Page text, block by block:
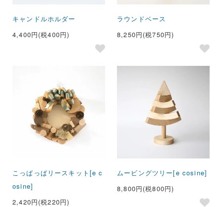
キャンドルホルダー
4,400円(税400円)
ラウンドベース
8,250円(税750円)
こっぱっぱリースキット[e c
osine]
2,420円(税220円)
ムービングツリー[e cosine]
8,800円(税800円)